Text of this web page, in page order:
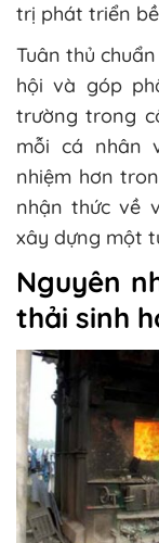
trị phát triển
Tuân thủ
hội và góp
trường trong
mỗi cá nhân
nhiệm hơn
nhận thức về
xây dựng một
Nguyên
thải sinh